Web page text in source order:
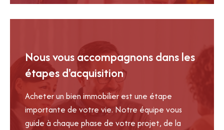
Nous vous accompagnons dans les
étapes d'acquisition
Acheter un bien immobilier est une étape
importante de votre vie. Notre équipe vous
guide à chaque phase de votre projet, de la